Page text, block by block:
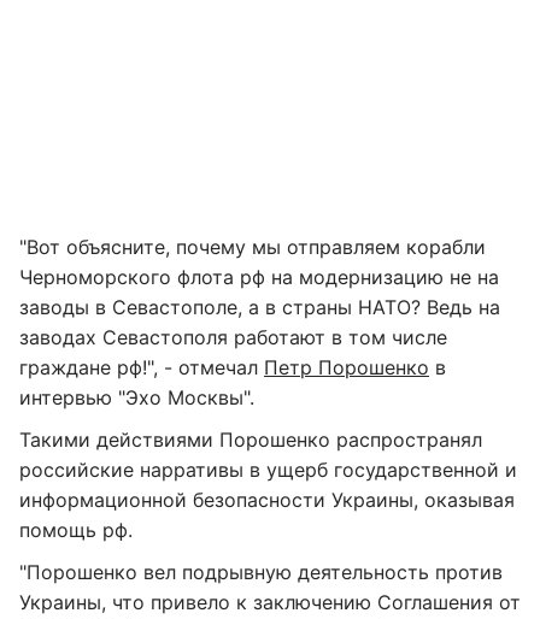
"Вот объясните, почему мы отправляем корабли
Черноморского флота рф на модернизацию не на
заводы в Севастополе, а в страны НАТО? Ведь на
заводах Севастополя работают в том числе
граждане рф!", - отмечал Петр Порошенко в
интервью "Эхо Москвы".
Такими действиями Порошенко распространял
российские нарративы в ущерб государственной и
информационной безопасности Украины, оказывая
помощь рф.
"Порошенко вел подрывную деятельность против
Украины, что привело к заключению Соглашения от